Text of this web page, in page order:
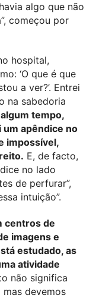
algo que não
começou por
hospital,
‘O que é que
a ver?’. Entrei
na sabedoria
tempo,
apêndice no
impossível,
E, de facto,
no lado
de perfurar”,
intuição”.
centros de
imagens e
estudado, as
atividade
não significa
devemos